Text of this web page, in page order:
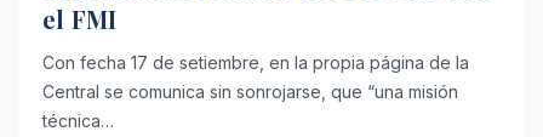
el FMI
Con fecha 17 de setiembre, en la propia página de la
Central se comunica sin sonrojarse, que “una misión
técnica…